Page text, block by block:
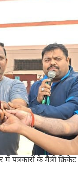
पत्रकारों के मैत्री